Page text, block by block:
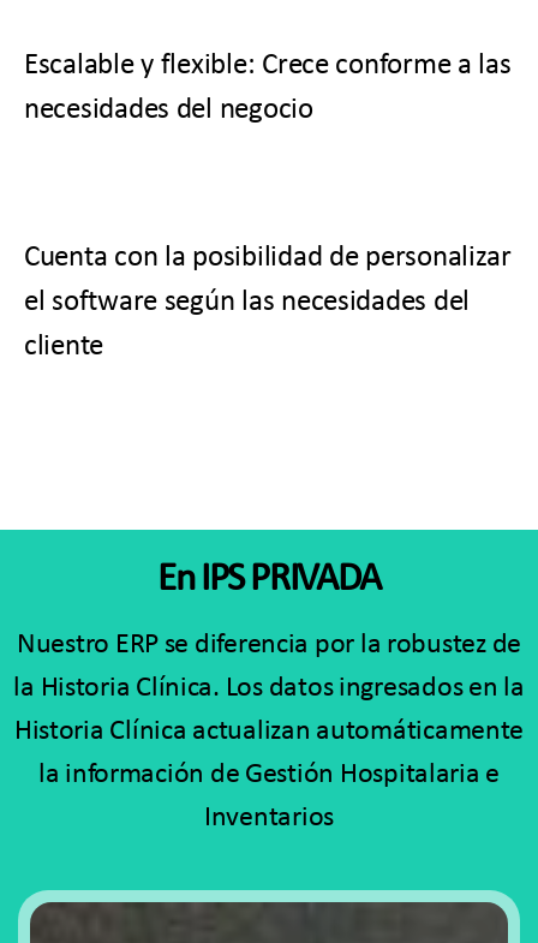
Escalable y flexible: Crece conforme a las
necesidades del negocio
Cuenta con la posibilidad de personalizar
el software según las necesidades del
cliente
En IPS PRIVADA
Nuestro ERP se diferencia por la robustez de
la Historia Clínica. Los datos ingresados en la
Historia Clínica actualizan automáticamente
la información de Gestión Hospitalaria e
Inventarios